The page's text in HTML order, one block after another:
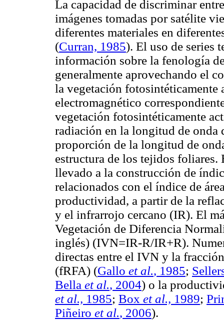
La capacidad de discriminar
imágenes tomadas por satélite
diferentes materiales en
(Curran, 1985). El uso de series
información sobre la fenología
generalmente aprovechando el
la vegetación fotosintéticamente
electromagnético
vegetación fotosintéticamente
radiación en la longitud de onda
proporción de la longitud de
estructura de los tejidos foliares.
llevado a la construcción de
relacionados con el índice de
productividad, a partir de la
y el infrarrojo cercano (IR). El
Vegetación de Diferencia
inglés) (IVN=IR-R/IR+R).
directas entre el IVN y la
(fRFA) (Gallo et al., 1985;
Bella et al., 2004) o la
et al., 1985; Box et al., 1989;
Piñeiro et al., 2006).